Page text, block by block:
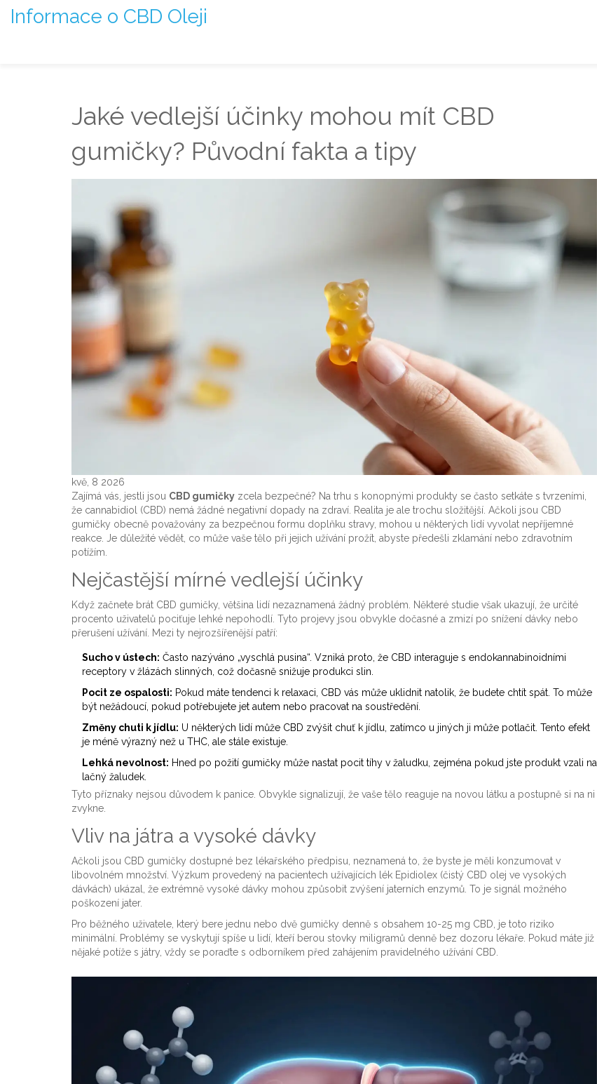
Informace o CBD Oleji
Jaké vedlejší účinky mohou mít CBD
gumičky? Původní fakta a tipy
kvě, 8 2026
Zajímá vás, jestli jsou CBD gumičky zcela bezpečné? Na trhu s konopnými produkty se často setkáte s tvrzeními,
že cannabidiol (CBD) nemá žádné negativní dopady na zdraví. Realita je ale trochu složitější. Ačkoli jsou CBD
gumičky obecně považovány za bezpečnou formu doplňku stravy, mohou u některých lidí vyvolat nepříjemné
reakce. Je důležité vědět, co může vaše tělo při jejich užívání prožít, abyste předešli zklamání nebo zdravotním
potížím.
Nejčastější mírné vedlejší účinky
Když začnete brát CBD gumičky, většina lidí nezaznamená žádný problém. Některé studie však ukazují, že určité
procento uživatelů pociťuje lehké nepohodlí. Tyto projevy jsou obvykle dočasné a zmizí po snížení dávky nebo
přerušení užívání. Mezi ty nejrozšířenější patří:
Sucho v ústech: Často nazýváno „vyschlá pusina“. Vzniká proto, že CBD interaguje s endokannabinoidními
receptory v žlázách slinných, což dočasně snižuje produkci slin.
Pocit ze ospalosti: Pokud máte tendenci k relaxaci, CBD vás může uklidnit natolik, že budete chtít spát. To může
být nežádoucí, pokud potřebujete jet autem nebo pracovat na soustředění.
Změny chuti k jídlu: U některých lidí může CBD zvýšit chuť k jídlu, zatímco u jiných ji může potlačit. Tento efekt
je méně výrazný než u THC, ale stále existuje.
Lehká nevolnost: Hned po požití gumičky může nastat pocit tíhy v žaludku, zejména pokud jste produkt vzali na
lačný žaludek.
Tyto příznaky nejsou důvodem k panice. Obvykle signalizují, že vaše tělo reaguje na novou látku a postupně si na ni
zvykne.
Vliv na játra a vysoké dávky
Ačkoli jsou CBD gumičky dostupné bez lékařského předpisu, neznamená to, že byste je měli konzumovat v
libovolném množství. Výzkum provedený na pacientech užívajících lék Epidiolex (čistý CBD olej ve vysokých
dávkách) ukázal, že extrémně vysoké dávky mohou způsobit zvýšení jaterních enzymů. To je signál možného
poškození jater.
Pro běžného uživatele, který bere jednu nebo dvě gumičky denně s obsahem 10-25 mg CBD, je toto riziko
minimální. Problémy se vyskytují spíše u lidí, kteří berou stovky miligramů denně bez dozoru lékaře. Pokud máte již
nějaké potíže s játry, vždy se poraďte s odborníkem před zahájením pravidelného užívání CBD.